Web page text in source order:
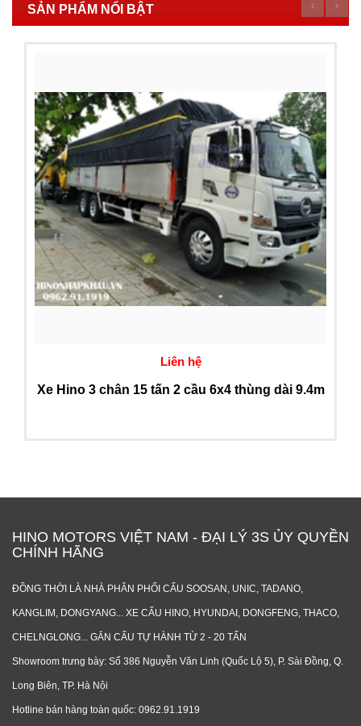
SẢN PHẨM NỔI BẬT
Liên hệ
Xe Hino 3 chân 15 tấn 2 cầu 6x4 thùng dài 9.4m
HINO MOTORS VIỆT NAM - ĐẠI LÝ 3S ỦY QUYỀN
CHÍNH HÃNG
ĐỒNG THỜI LÀ NHÀ PHÂN PHỐI CẨU SOOSAN, UNIC, TADANO,
KANGLIM, DONGYANG... XE CẨU HINO, HYUNDAI, DONGFENG, THACO,
CHELNGLONG... GẮN CẨU TỰ HÀNH TỪ 2 - 20 TẤN
Showroom trưng bày: Số 386 Nguyễn Văn Linh (Quốc Lộ 5), P. Sài Đồng, Q.
Long Biên, TP. Hà Nội
Hotline bán hàng toàn quốc: 0962.91.1919